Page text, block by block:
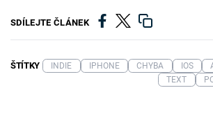
SDÍLEJTE ČLÁNEK
ŠTÍTKY INDIE IPHONE CHYBA IOS
TEXT